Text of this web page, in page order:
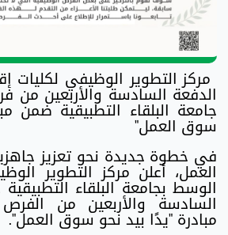
مركز التطوير الوظيفي لكليات
الدفعة السادسة والأربعين من
جامعة البلقاء التطبيقية ضمن
سوق العمل"
في خطوة جديدة نحو تعزيز
العمل، أعلن مركز التطوير
الوسط بجامعة البلقاء
السادسة والأربعين من
مبادرة "يدًا بيد نحو سوق العمل".